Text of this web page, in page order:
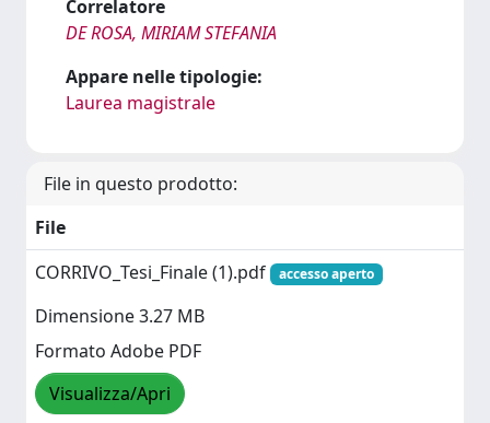
Correlatore
DE ROSA, MIRIAM STEFANIA
Appare nelle tipologie:
Laurea magistrale
File in questo prodotto:
File
CORRIVO_Tesi_Finale (1).pdf
accesso aperto
Dimensione 3.27 MB
Formato Adobe PDF
Visualizza/Apri